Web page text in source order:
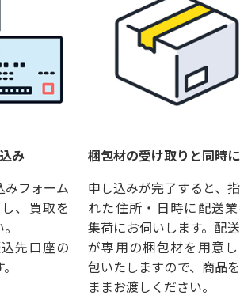
み
みフォーム
、買取を
先口座の
梱包材の受け取りと同時
申し込みが完了すると、
れた住所・日時に配送
集荷にお伺いします。配
が専用の梱包材を用意
包いたしますので、商品
ままお渡しください。